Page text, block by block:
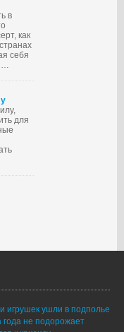
в
как
себя
для
игрушек ушли в подполье
года не подорожает